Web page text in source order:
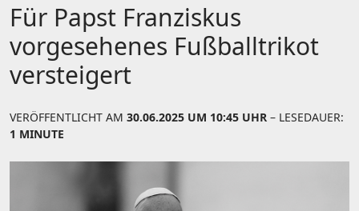
Für Papst Franziskus
vorgesehenes Fußballtrikot
versteigert
VERÖFFENTLICHT AM 30.06.2025 UM 10:45 UHR – LESEDAUER:
1 MINUTE